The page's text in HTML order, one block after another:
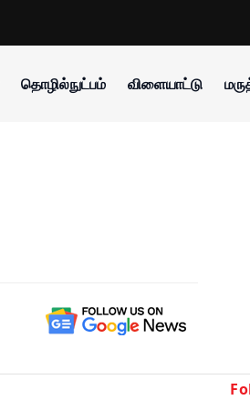
தொழில்நுட்பம் விளையாட்டு